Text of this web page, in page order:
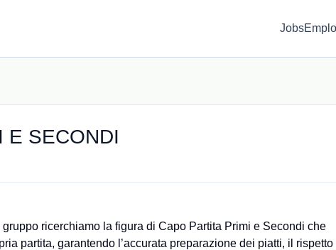
Jobs
E SECONDI
ricerchiamo la figura di Capo Partita Primi e Secondi che
partita, garantendo l’accurata preparazione dei piatti, il rispetto